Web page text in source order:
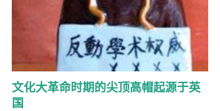
文化大革命时期的尖顶高帽起源于英
国